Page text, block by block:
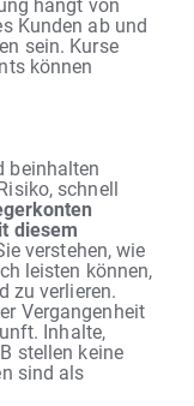
Kunden ab und
sein. Kurse
können
beinhalten
schnell
diesem
verstehen, wie
leisten können,
zu verlieren.
Vergangenheit
Inhalte,
stellen keine
sind als